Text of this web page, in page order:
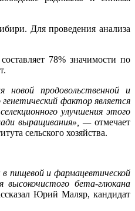
Для проведения анализа
78% значимости по
новой продовольственной и
фактор является
улучшения этого
выращивания», —отмечает
сельского хозяйства.
пищевой и фармацевтической
бета-глюкана
Юрий Маляр, кандидат